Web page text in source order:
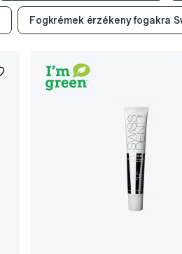
Fogkrémek érzékeny fogakra